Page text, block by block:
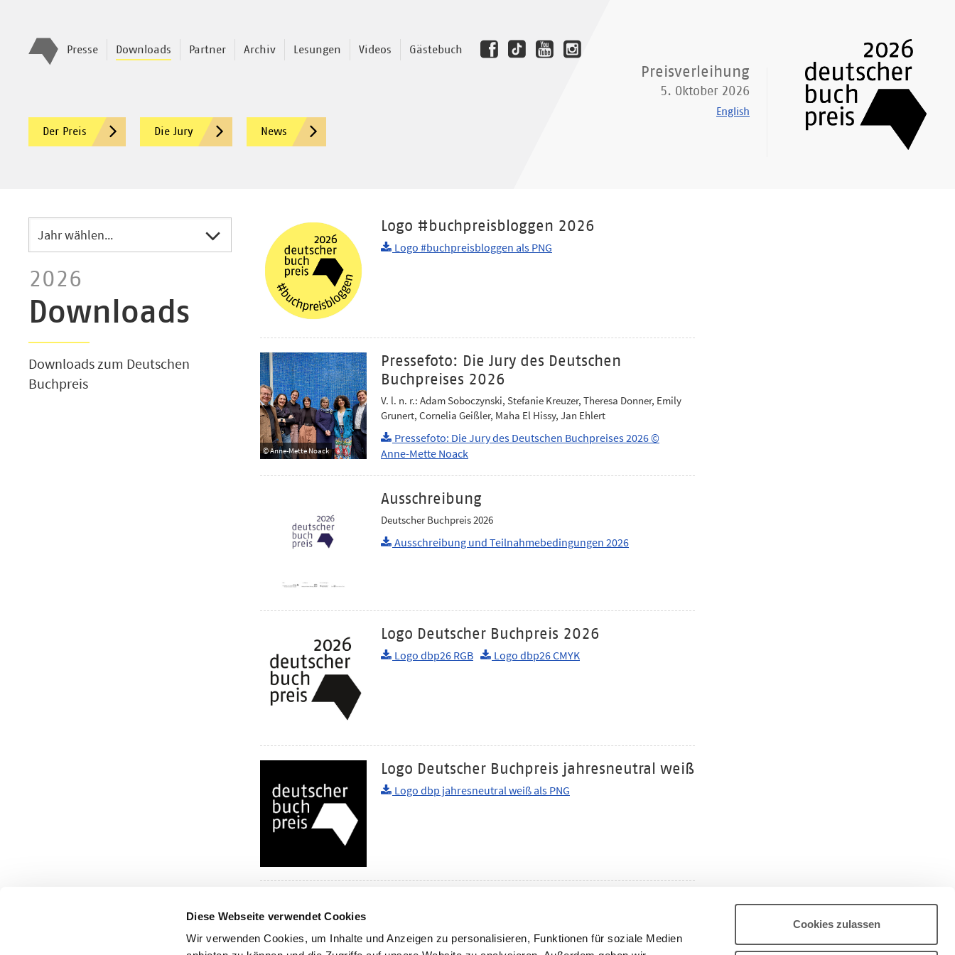
Diese Webseite verwendet Cookies
Wir verwenden Cookies, um Inhalte und Anzeigen zu personalisieren, Funktionen für soziale Medien
Cookies zulassen
Preisverleihung
5. Oktober 2026
English
Presse Downloads Partner Archiv Lesungen Videos Gästebuch
Der Preis Die Jury News
Jahr wählen...
2026
Downloads
Downloads zum Deutschen
Buchpreis
Logo #buchpreisbloggen 2026
Logo #buchpreisbloggen als PNG
© Anne-Mette Noack
Pressefoto: Die Jury des Deutschen
Buchpreises 2026
V. l. n. r.: Adam Soboczynski, Stefanie Kreuzer, Theresa Donner, Emily
Grunert, Cornelia Geißler, Maha El Hissy, Jan Ehlert
Pressefoto: Die Jury des Deutschen Buchpreises 2026 ©
Anne-Mette Noack
Ausschreibung
Deutscher Buchpreis 2026
Ausschreibung und Teilnahmebedingungen 2026
Logo Deutscher Buchpreis 2026
Logo dbp26 RGB Logo dbp26 CMYK
Logo Deutscher Buchpreis jahresneutral weiß
Logo dbp jahresneutral weiß als PNG
Logo dbp jahresneutral als PDF